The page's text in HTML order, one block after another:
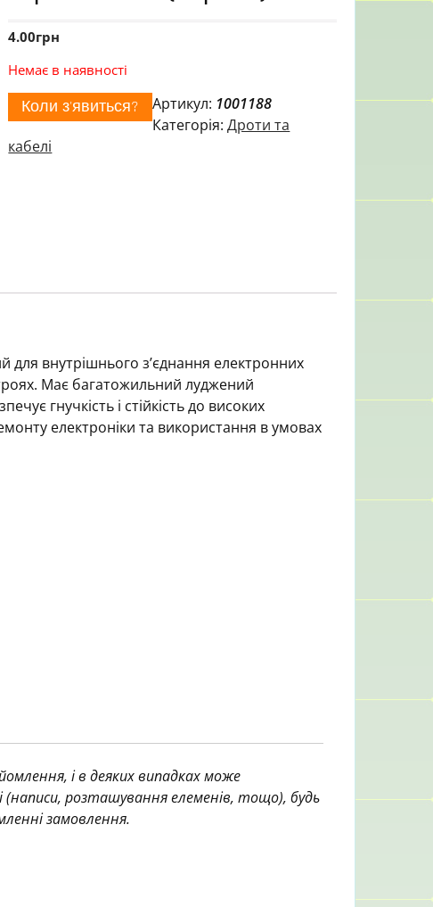
4.00грн
Немає в наявності
Коли з'явиться? Артикул: 1001188
Категорія:Дроти та
кабелі
внутрішнього з’єднання електронних
Має багатожильний луджений
гнучкість і стійкість до високих
електроніки та використання в умовах
і в деяких випадках може
(написи, розташування елеменів, тощо), будь
замовлення.